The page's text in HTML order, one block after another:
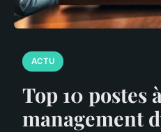
ACTU
Top 10 postes
management